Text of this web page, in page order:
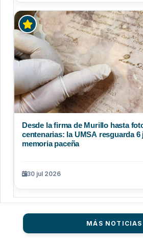
Desde la firma de Murillo hasta
centenarias: la UMSA resguarda 6
memoria paceña
30 jul 2026
MÁS NOTICIAS